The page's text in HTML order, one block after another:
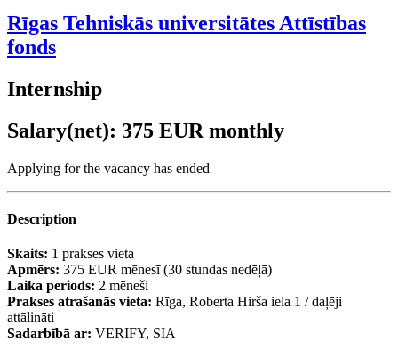
Rīgas Tehniskās universitātes Attīstības
fonds
Internship
Salary(net): 375 EUR monthly
Applying for the vacancy has ended
Description
Skaits: 1 prakses vieta
Apmērs: 375 EUR mēnesī (30 stundas nedēļā)
Laika periods: 2 mēneši
Prakses atrašanās vieta: Rīga, Roberta Hirša iela 1 / daļēji
attālināti
Sadarbībā ar: VERIFY, SIA